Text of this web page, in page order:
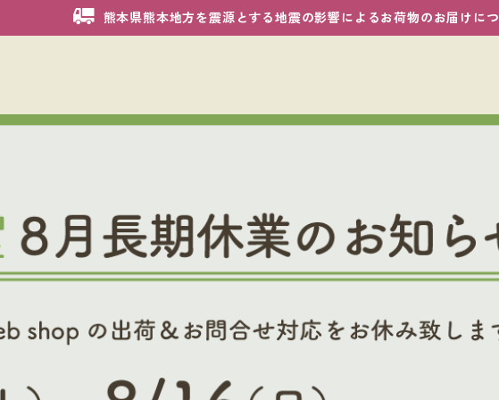
熊本県熊本地方を震源とする地震の影響によるお荷物のお届けに